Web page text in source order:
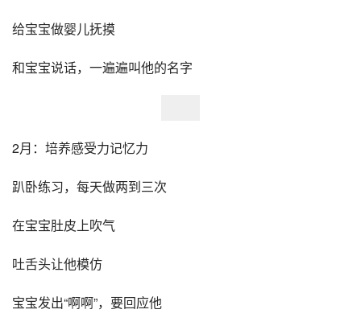
给宝宝做婴儿抚摸
和宝宝说话，一遍遍叫他的名字
2月：培养感受力记忆力
趴卧练习，每天做两到三次
在宝宝肚皮上吹气
吐舌头让他模仿
宝宝发出“啊啊”，要回应他